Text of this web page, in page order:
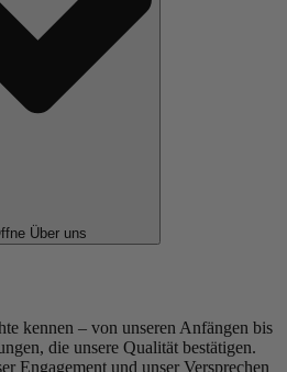
Über uns
kennen – von unseren Anfängen bis
die unsere Qualität bestätigen.
Engagement und unser Versprechen